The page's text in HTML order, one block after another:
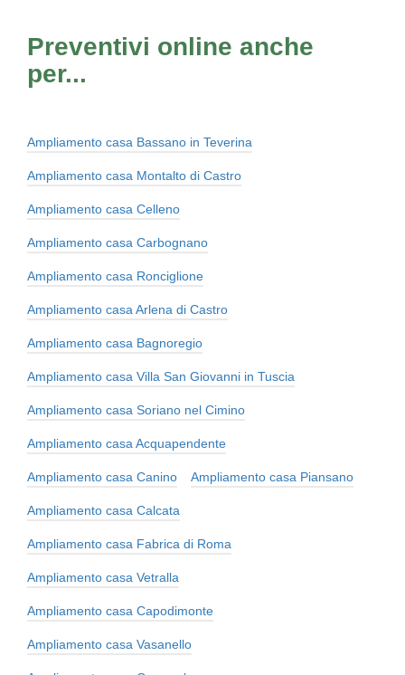
Preventivi online anche
per...
Ampliamento casa Bassano in Teverina
Ampliamento casa Montalto di Castro
Ampliamento casa Celleno
Ampliamento casa Carbognano
Ampliamento casa Ronciglione
Ampliamento casa Arlena di Castro
Ampliamento casa Bagnoregio
Ampliamento casa Villa San Giovanni in Tuscia
Ampliamento casa Soriano nel Cimino
Ampliamento casa Acquapendente
Ampliamento casa Canino Ampliamento casa Piansano
Ampliamento casa Calcata
Ampliamento casa Fabrica di Roma
Ampliamento casa Vetralla
Ampliamento casa Capodimonte
Ampliamento casa Vasanello